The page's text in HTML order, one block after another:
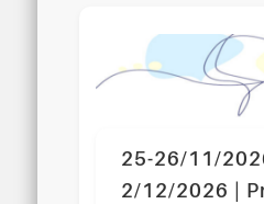
25-26/11/
2/12/2026 |